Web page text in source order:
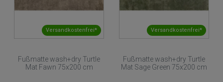
Versandkostenfrei*
Fußmatte wash+dry Turtle
Mat Fawn 75x200 cm
Versandkostenfrei*
Fußmatte wash+dry Turtle
Mat Sage Green 75x200 cm